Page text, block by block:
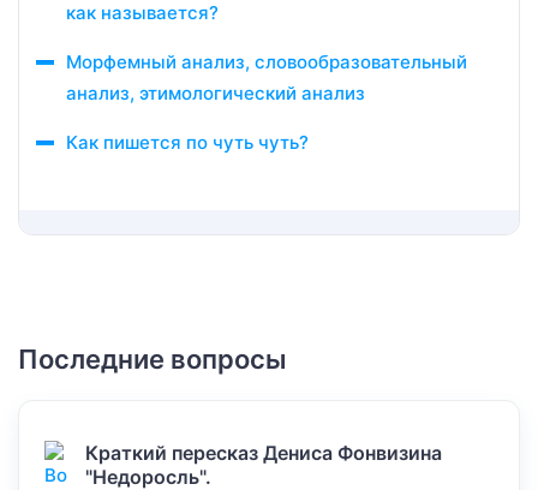
как называется?
Морфемный анализ, словообразовательный
анализ, этимологический анализ
Как пишется по чуть чуть?
Последние вопросы
Краткий пересказ Дениса Фонвизина
"Недоросль".